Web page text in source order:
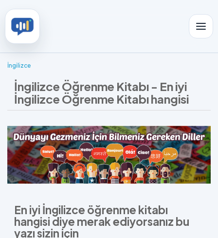
İngilizce
İngilizce Öğrenme Kitabı - En iyi
İngilizce Öğrenme Kitabı hangisi
En iyi İngilizce öğrenme kitabı
hangisi diye merak ediyorsanız bu
yazı sizin için